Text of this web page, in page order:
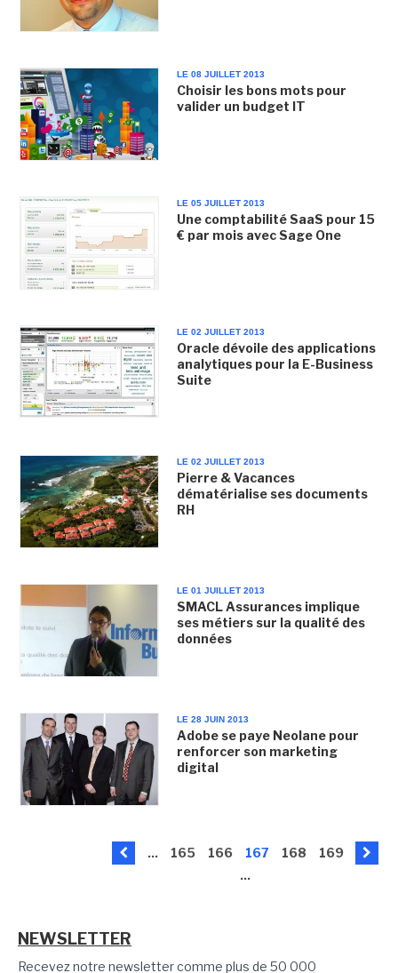
LE 08 JUILLET 2013
Choisir les bons mots pour
valider un budget IT
LE 05 JUILLET 2013
Une comptabilité SaaS pour 15
€ par mois avec Sage One
LE 02 JUILLET 2013
Oracle dévoile des applications
analytiques pour la E-Business
Suite
LE 02 JUILLET 2013
Pierre & Vacances
dématérialise ses documents
RH
LE 01 JUILLET 2013
SMACL Assurances implique
ses métiers sur la qualité des
données
LE 28 JUIN 2013
Adobe se paye Neolane pour
renforcer son marketing
digital
... 165 166 167 168
169
...
NEWSLETTER
Recevez notre newsletter comme plus de 50 000